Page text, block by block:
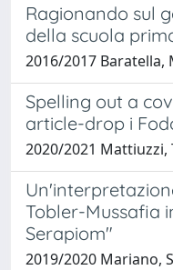
Ragionando sul
della scuola
2016/2017 Baratella,
Spelling out a
article-drop i
2020/2021 Mattiuzzi,
Tobler-Mussafia
Serapiom"
2019/2020 Mariano,